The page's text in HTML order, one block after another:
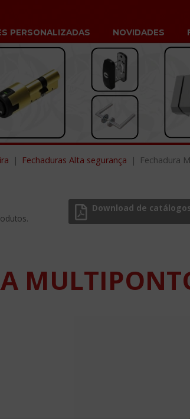
PERSONALIZADAS NOVIDADES
Fechaduras Alta segurança Fechadura
Download de catálogos